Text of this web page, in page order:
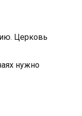
Церковь
нужно